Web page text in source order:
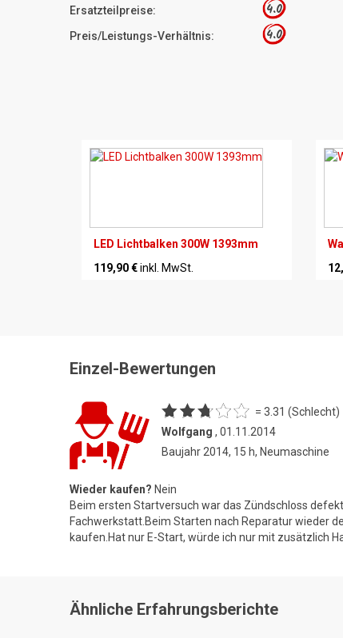
Ersatzteilpreise: 4.0
Preis/Leistungs-Verhältnis: 4.0
LED Lichtbalken 300W 1393mm
119,90 €inkl. MwSt.
Einzel-Bewertungen
= 3.31 (Schlecht)
Wolfgang , 01.11.2014
Baujahr 2014, 15 h, Neumaschine
Wieder kaufen? Nein
Beim ersten Startversuch war das Zündschloss
Fachwerkstatt.Beim Starten nach Reparatur wieder
kaufen.Hat nur E-Start, würde ich nur mit zusätzlich
Ähnliche Erfahrungsberichte